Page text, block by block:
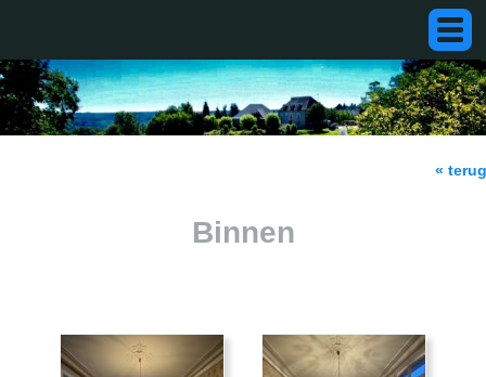
« terug
Binnen